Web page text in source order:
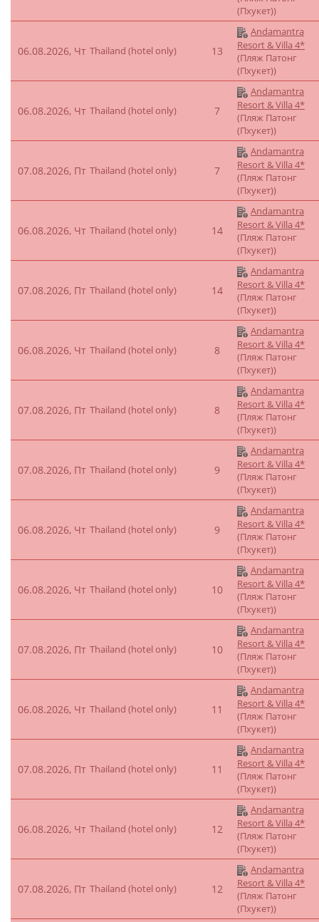
(Пхукет))
06.08.2026, Чт Thailand (hotel only) 13
Andamantra
Resort & Villa 4*
(Пляж Патонг
(Пхукет))
06.08.2026, Чт Thailand (hotel only) 7
Andamantra
Resort & Villa 4*
(Пляж Патонг
(Пхукет))
07.08.2026, Пт Thailand (hotel only) 7
Andamantra
Resort & Villa 4*
(Пляж Патонг
(Пхукет))
06.08.2026, Чт Thailand (hotel only) 14
Andamantra
Resort & Villa 4*
(Пляж Патонг
(Пхукет))
07.08.2026, Пт Thailand (hotel only) 14
Andamantra
Resort & Villa 4*
(Пляж Патонг
(Пхукет))
06.08.2026, Чт Thailand (hotel only) 8
Andamantra
Resort & Villa 4*
(Пляж Патонг
(Пхукет))
07.08.2026, Пт Thailand (hotel only) 8
Andamantra
Resort & Villa 4*
(Пляж Патонг
(Пхукет))
07.08.2026, Пт Thailand (hotel only) 9
Andamantra
Resort & Villa 4*
(Пляж Патонг
(Пхукет))
06.08.2026, Чт Thailand (hotel only) 9
Andamantra
Resort & Villa 4*
(Пляж Патонг
(Пхукет))
06.08.2026, Чт Thailand (hotel only) 10
Andamantra
Resort & Villa 4*
(Пляж Патонг
(Пхукет))
07.08.2026, Пт Thailand (hotel only) 10
Andamantra
Resort & Villa 4*
(Пляж Патонг
(Пхукет))
06.08.2026, Чт Thailand (hotel only) 11
Andamantra
Resort & Villa 4*
(Пляж Патонг
(Пхукет))
07.08.2026, Пт Thailand (hotel only) 11
Andamantra
Resort & Villa 4*
(Пляж Патонг
(Пхукет))
06.08.2026, Чт Thailand (hotel only) 12
Andamantra
Resort & Villa 4*
(Пляж Патонг
(Пхукет))
07.08.2026, Пт Thailand (hotel only) 12
Andamantra
Resort & Villa 4*
(Пляж Патонг
(Пхукет))